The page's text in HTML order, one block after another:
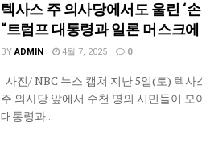
텍사스 주 의사당에서도 울린 ‘
“트럼프 대통령과 일론 머스크에
BY ADMIN 4월 7, 2025 0
사진/ NBC 뉴스 캡쳐 지난 5일(토) 텍사
주 의사당 앞에서 수천 명의 시민들이 모
대통령과...